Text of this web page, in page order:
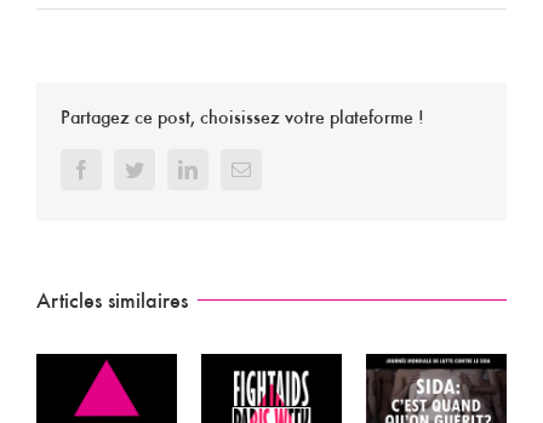
Partagez ce post, choisissez votre plateforme !
FacebookTwitterLinkedInEmail
Articles similaires